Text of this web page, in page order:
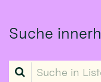
Suche
Suche in Liste